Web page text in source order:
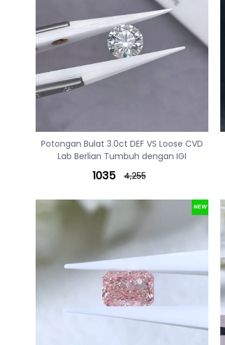
Potongan Bulat 3.0ct DEF VS Loose CVD
Lab Berlian Tumbuh dengan IGI
1035 4,255